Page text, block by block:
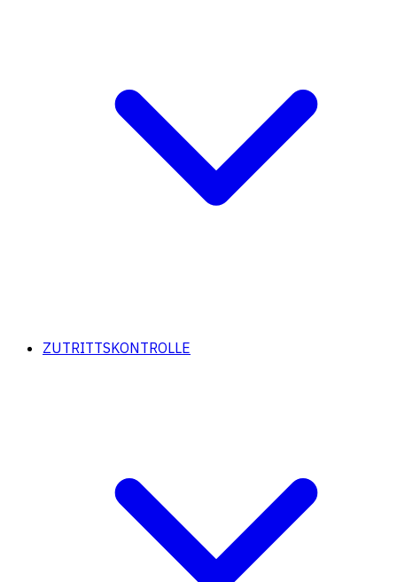
ZUTRITTSKONTROLLE